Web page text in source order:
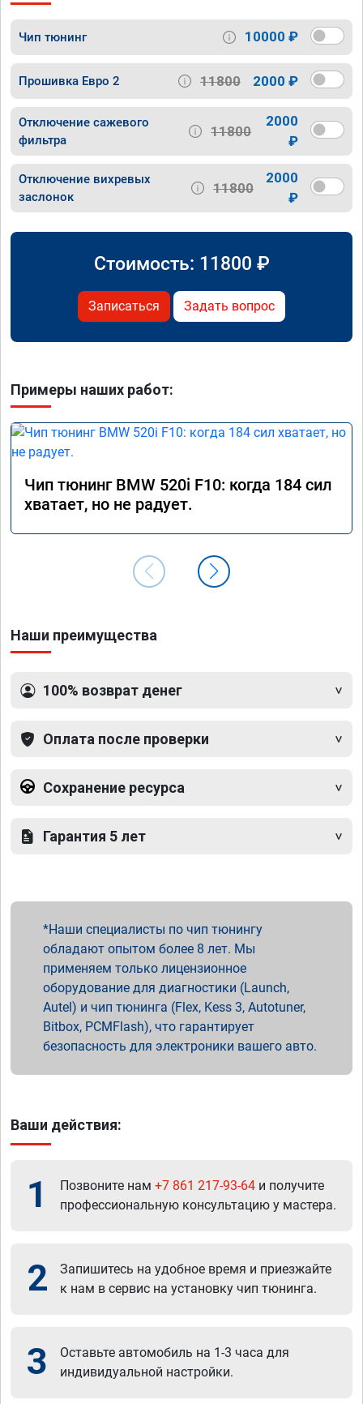
Чип тюнинг 10000 ₽
Прошивка Евро 2 11800 2000 ₽
Отключение сажевого
фильтра
11800
2000
₽
Отключение вихревых
заслонок
11800
2000
₽
Стоимость: 11800 ₽
Записаться Задать вопрос
Примеры наших работ:
Чип тюнинг BMW 520i F10: когда 184 сил
хватает, но не радует.
Наши преимущества
100% возврат денег
Оплата после проверки
Сохранение ресурса
Гарантия 5 лет
Наши специалисты по чип тюнингу
обладают опытом более 8 лет. Мы
применяем только лицензионное
оборудование для диагностики (Launch,
Autel) и чип тюнинга (Flex, Kess 3, Autotuner,
Bitbox, PCMFlash), что гарантирует
безопасность для электроники вашего авто.
Ваши действия:
1 Позвоните нам +7 861 217-93-64 и получите
профессиональную консультацию у мастера.
2
Запишитесь на удобное время и приезжайте
к нам в сервис на установку чип тюнинга.
3
Оставьте автомобиль на 1-3 часа для
индивидуальной настройки.